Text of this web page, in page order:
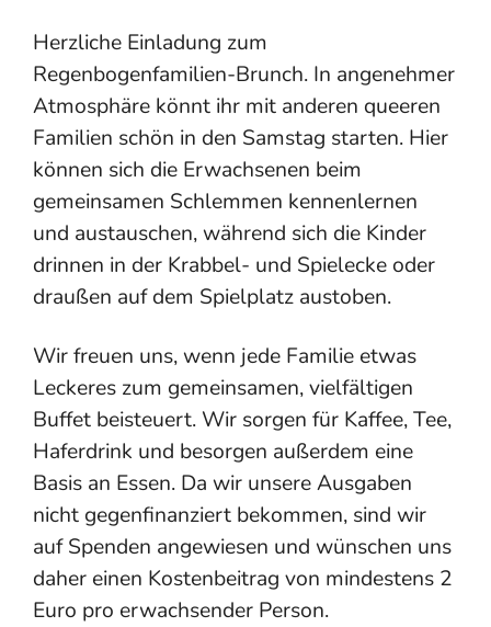
Herzliche Einladung zum
Regenbogenfamilien-Brunch. In angenehmer
Atmosphäre könnt ihr mit anderen queeren
Familien schön in den Samstag starten. Hier
können sich die Erwachsenen beim
gemeinsamen Schlemmen kennenlernen
und austauschen, während sich die Kinder
drinnen in der Krabbel- und Spielecke oder
draußen auf dem Spielplatz austoben.
Wir freuen uns, wenn jede Familie etwas
Leckeres zum gemeinsamen, vielfältigen
Buffet beisteuert. Wir sorgen für Kaffee, Tee,
Haferdrink und besorgen außerdem eine
Basis an Essen. Da wir unsere Ausgaben
nicht gegenfinanziert bekommen, sind wir
auf Spenden angewiesen und wünschen uns
daher einen Kostenbeitrag von mindestens 2
Euro pro erwachsender Person.